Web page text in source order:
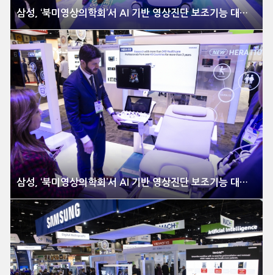
삼성, ‘북미영상의학회’서 AI 기반 영상진단 보조기능 대거 선보여
삼성, ‘북미영상의학회’서 AI 기반 영상진단 보조기능 대거 선보여